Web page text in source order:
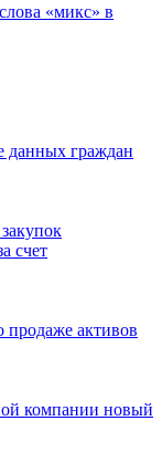
«микс» в
данных граждан
счет
продаже активов
компании новый